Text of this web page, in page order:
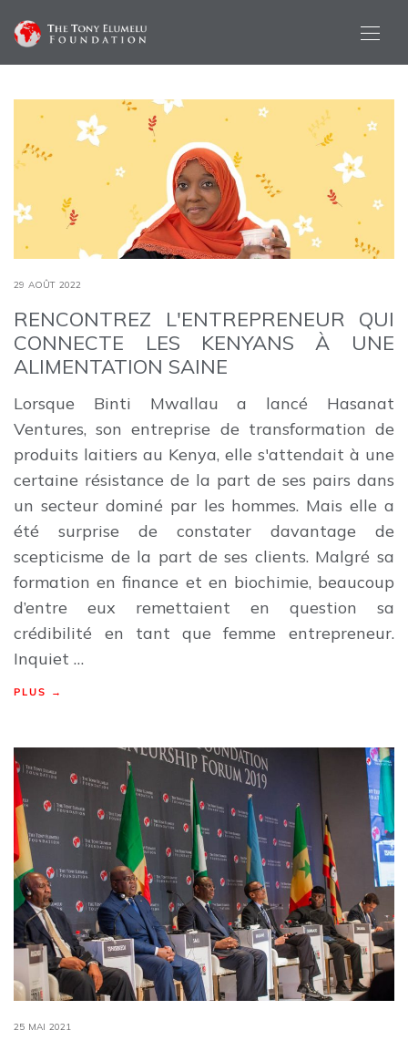
29 AOÛT 2022
RENCONTREZ L'ENTREPRENEUR QUI
CONNECTE LES KENYANS À UNE
ALIMENTATION SAINE
Lorsque Binti Mwallau a lancé Hasanat
Ventures, son entreprise de transformation de
produits laitiers au Kenya, elle s'attendait à une
certaine résistance de la part de ses pairs dans
un secteur dominé par les hommes. Mais elle a
été surprise de constater davantage de
scepticisme de la part de ses clients. Malgré sa
formation en finance et en biochimie, beaucoup
d’entre eux remettaient en question sa
crédibilité en tant que femme entrepreneur.
Inquiet …
PLUS →
25 MAI 2021